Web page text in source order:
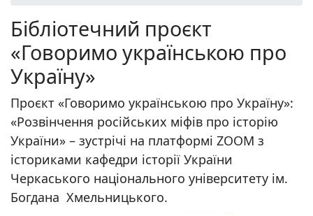
Бібліотечний проєкт
«Говоримо українською про
Україну»
Проєкт «Говоримо українською про Україну»:
«Розвінчення російських міфів про історію
України» – зустрічі на платформі ZOOM з
істориками кафедри історії України
Черкаського національного університету ім.
Богдана Хмельницького.